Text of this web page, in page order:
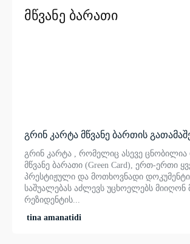
მწვანე ბარათი
გრინ კარტა მწვანე ბართის
გრინ კარტა , რომელიც ასევე
მწვანე ბარათი (Green Card), ერთ-ერთი
პრესტიჟული და მოთხოვნადი
საშუალებას აძლევს უცხოელებს მიიღონ
რეზიდენტის...
tina amanatidi